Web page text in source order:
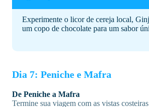
Experimente o licor de cereja local,
um copo de chocolate para um sabor
Dia 7: Peniche e Mafra
De Peniche a Mafra
Termine sua viagem com as vistas